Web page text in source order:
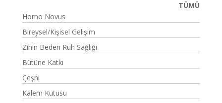
TÜMÜ
Homo Novus
Bireysel/Kişisel Gelişim
Zihin Beden Ruh Sağlığı
Bütüne Katkı
Çeşni
Kalem Kutusu